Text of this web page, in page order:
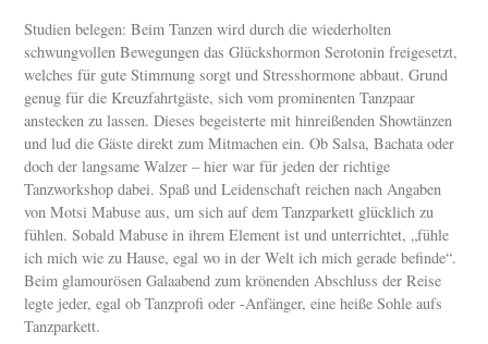
Studien belegen: Beim Tanzen wird durch die wiederholten
schwungvollen Bewegungen das Glückshormon Serotonin freigesetzt,
welches für gute Stimmung sorgt und Stresshormone abbaut. Grund
genug für die Kreuzfahrtgäste, sich vom prominenten Tanzpaar
anstecken zu lassen. Dieses begeisterte mit hinreißenden Showtänzen
und lud die Gäste direkt zum Mitmachen ein. Ob Salsa, Bachata oder
doch der langsame Walzer – hier war für jeden der richtige
Tanzworkshop dabei. Spaß und Leidenschaft reichen nach Angaben
von Motsi Mabuse aus, um sich auf dem Tanzparkett glücklich zu
fühlen. Sobald Mabuse in ihrem Element ist und unterrichtet, „fühle
ich mich wie zu Hause, egal wo in der Welt ich mich gerade befinde“.
Beim glamourösen Galaabend zum krönenden Abschluss der Reise
legte jeder, egal ob Tanzprofi oder -Anfänger, eine heiße Sohle aufs
Tanzparkett.